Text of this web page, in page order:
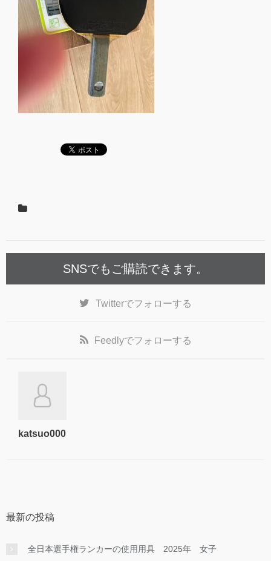
SNSでもご購読できます。
Twitterでフォローする
Feedlyでフォローする
katsuo000
最新の投稿
全日本選手権ランカーの使用用具 2025年 女子